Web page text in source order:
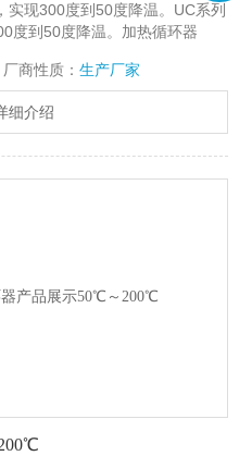
实现300度到50度降温。UC系列
度到50度降温。加热循环器
厂商性质： 生产厂家
细介绍